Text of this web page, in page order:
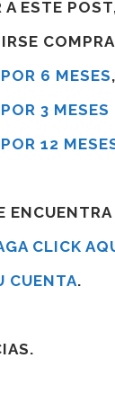
A ESTE
6 MESES,
3 MESES
12
ENCUENTRA
CLICK
CUENTA.